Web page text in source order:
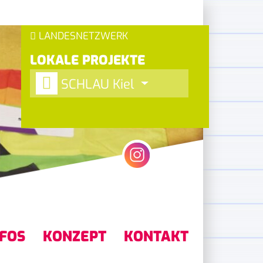
SCHLAU Kiel
LANDESNETZWERK
LOKALE PROJEKTE
KONZEPT KONTAKT